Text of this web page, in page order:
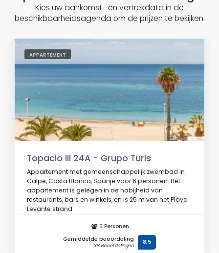
Kies uw aankomst- en vertrekdata in de
beschikbaarheidsagenda om de prijzen te bekijken.
APPARTEMENT
Topacio III 24A - Grupo Turis
Appartement met gemeenschappelijk zwembad in
Calpe, Costa Blanca, Spanje voor 6 personen. Het
appartement is gelegen in de nabijheid van
restaurants, bars en winkels, en is 25 m van het Playa
Levante strand.
6 Personen
Gemiddelde beoordeling
38 Beoordelingen 8,5